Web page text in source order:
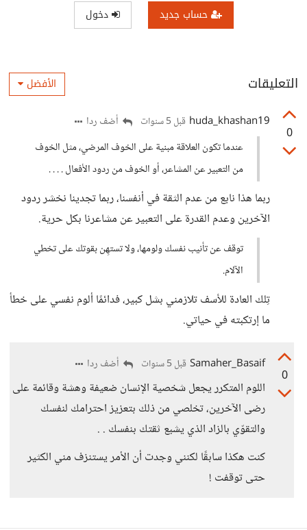
حساب جديد دخول
التعليقات الأفضل
0
huda_khashan19 قبل 5 سنوات
أضف ردا
عندما تكون العلاقة مبنية على الخوف المرضي، مثل الخوف
من التعبير عن المشاعر، أو الخوف من ردود الأفعال . . . .
ربما هذا نابع من عدم الثقة في أنفسنا، ربما تجدينا نخشر ردود
الآخرين وعدم القدرة على التعبير عن مشاعرنا بكل حرية.
توقف عن تأنيب نفسك ولومها، ولا تستهِن بقوتك على تخطي
الآلام.
تِلك العادة للأسف تلازمني بشل كبير، فدائمًا ألوم نفسي على خطأ
ما إرتكبته في حياتي.
0
Samaher_Basaif قبل 5 سنوات أضف ردا
اللوم المتكرر يجعل شخصية الإنسان ضعيفة وهشة وقائمة على
رضى الآخرين، تخلصي من ذلك بتعزيز احترامك لنفسك
والتقوّي بالزاد الذي يشبع ثقتك بنفسك . .
كنت هكذا سابقًا لكنني وجدت أن الأمر يستنزف مني الكثير
حتى توقفت !